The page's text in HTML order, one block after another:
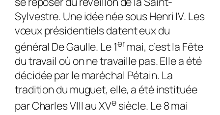
Sylvestre. Une idée née sous Henri IV. Les
vœux présidentiels datent eux du
général De Gaulle. Le 1ermai, c’est la Fête
du travail où on ne travaille pas. Elle a été
décidée par le maréchal Pétain. La
tradition du muguet, elle, a été instituée
par Charles VIII au XVesiècle. Le 8 mai